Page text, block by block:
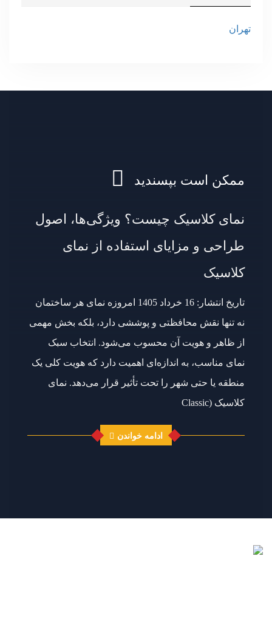
تهران
ممکن است بپسندید
نمای کلاسیک چیست؟ ویژگی‌ها، اصول
طراحی و مزایای استفاده از نمای
کلاسیک
تاریخ انتشار: 16 خرداد 1405 امروزه نمای هر ساختمان
نه تنها نقش محافظتی و پوششی دارد، بلکه بخش مهمی
از ظاهر و هویت آن محسوب می‌شود. انتخاب سبک
نمای مناسب، به اندازه‌ای اهمیت دارد که هویت کلی یک
منطقه یا حتی شهر را تحت تأثیر قرار می‌دهد. نمای
کلاسیک (Classic
ادامه خواندن